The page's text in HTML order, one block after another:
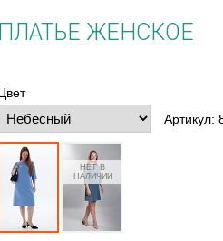
ПЛАТЬЕ ЖЕНСКОЕ